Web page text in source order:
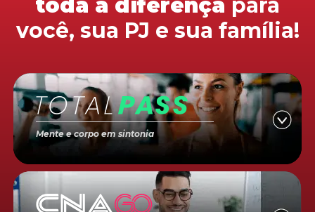
toda a diferença para
você, sua PJ e sua família!
Mente e corpo em sintonia